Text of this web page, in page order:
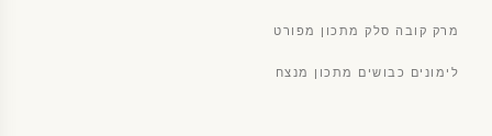
מרק קובה סלק מתכון מפורט
לימונים כבושים מתכון מנצח